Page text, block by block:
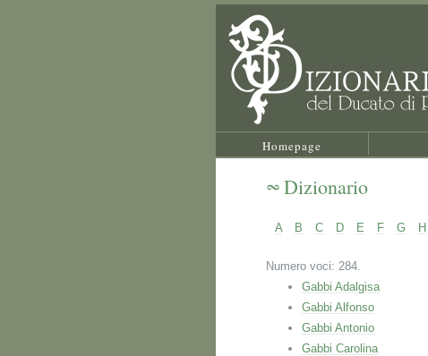
Homepage
Dizionario
A B C D E F G H
Numero voci: 284.
Gabbi Adalgisa
Gabbi Alfonso
Gabbi Antonio
Gabbi Carolina